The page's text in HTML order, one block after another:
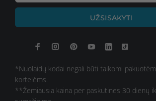
UŽSISAKYTI
*Nuolaidų kodai negali būti taikomi
kortelėms.
**Žemiausia kaina per paskutines 30 dienų